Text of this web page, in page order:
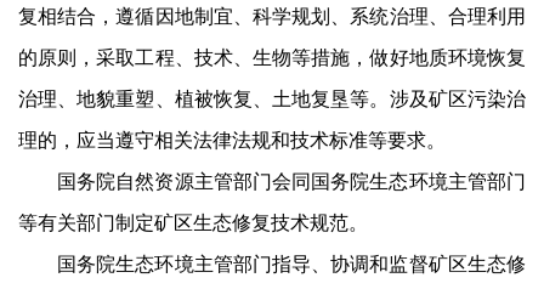
复相结合，遵循因地制宜、科学规划、系统治理、合理利用
的原则，采取工程、技术、生物等措施，做好地质环境恢复
治理、地貌重塑、植被恢复、土地复垦等。涉及矿区污染治
理的，应当遵守相关法律法规和技术标准等要求。
国务院自然资源主管部门会同国务院生态环境主管部门
等有关部门制定矿区生态修复技术规范。
国务院生态环境主管部门指导、协调和监督矿区生态修